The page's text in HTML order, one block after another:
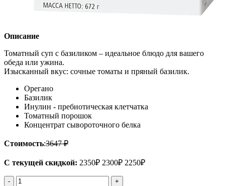
Описание
Томатный суп с базиликом – идеальное блюдо для вашего
обеда или ужина.
Изысканный вкус: сочные томаты и пряный базилик.
Орегано
Базилик
Инулин - пребиотическая клетчатка
Томатный порошок
Концентрат сывороточного белка
Стоимость:3647 ₽
С текущей скидкой: 2350₽ 2300₽ 2250₽
- +